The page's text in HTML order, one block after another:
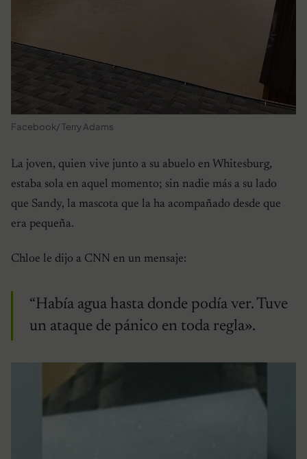
Facebook/ Terry Adams
La joven, quien vive junto a su abuelo en Whitesburg,
estaba sola en aquel momento; sin nadie más a su lado
que Sandy, la mascota que la ha acompañado desde que
era pequeña.
Chloe le dijo a CNN en un mensaje:
“Había agua hasta donde podía ver. Tuve
un ataque de pánico en toda regla».